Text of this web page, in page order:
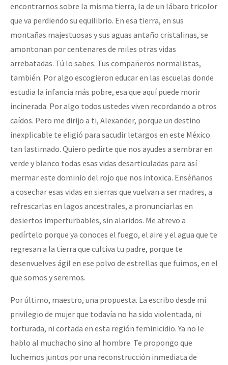
encontrarnos sobre la misma tierra, la de un lábaro tricolor
que va perdiendo su equilibrio. En esa tierra, en sus
montañas majestuosas y sus aguas antaño cristalinas, se
amontonan por centenares de miles otras vidas
arrebatadas. Tú lo sabes. Tus compañeros normalistas,
también. Por algo escogieron educar en las escuelas donde
estudia la infancia más pobre, esa que aquí puede morir
incinerada. Por algo todos ustedes viven recordando a otros
caídos. Pero me dirijo a ti, Alexander, porque un destino
inexplicable te eligió para sacudir letargos en este México
tan lastimado. Quiero pedirte que nos ayudes a sembrar en
verde y blanco todas esas vidas desarticuladas para así
mermar este dominio del rojo que nos intoxica. Enséñanos
a cosechar esas vidas en sierras que vuelvan a ser madres, a
refrescarlas en lagos ancestrales, a pronunciarlas en
desiertos imperturbables, sin alaridos. Me atrevo a
pedírtelo porque ya conoces el fuego, el aire y el agua que te
regresan a la tierra que cultiva tu padre, porque te
desenvuelves ágil en ese polvo de estrellas que fuimos, en el
que somos y seremos.
Por último, maestro, una propuesta. La escribo desde mi
privilegio de mujer que todavía no ha sido violentada, ni
torturada, ni cortada en esta región feminicidio. Ya no le
hablo al muchacho sino al hombre. Te propongo que
luchemos juntos por una reconstrucción inmediata de